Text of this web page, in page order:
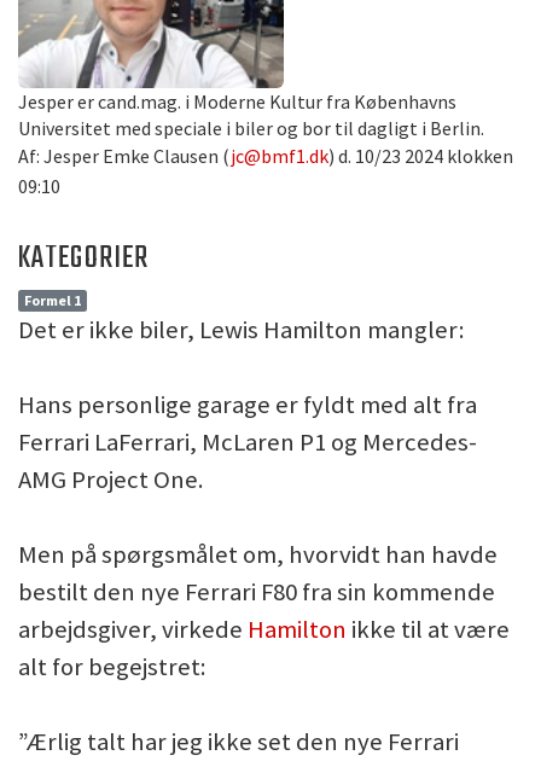
Jesper er cand.mag. i Moderne Kultur fra Københavns
Universitet med speciale i biler og bor til dagligt i Berlin.
Af: Jesper Emke Clausen (jc@bmf1.dk) d. 10/23 2024 klokken
09:10
KATEGORIER
Formel 1
Det er ikke biler, Lewis Hamilton mangler:
Hans personlige garage er fyldt med alt fra
Ferrari LaFerrari, McLaren P1 og Mercedes-
AMG Project One.
Men på spørgsmålet om, hvorvidt han havde
bestilt den nye Ferrari F80 fra sin kommende
arbejdsgiver, virkede Hamilton ikke til at være
alt for begejstret:
”Ærlig talt har jeg ikke set den nye Ferrari